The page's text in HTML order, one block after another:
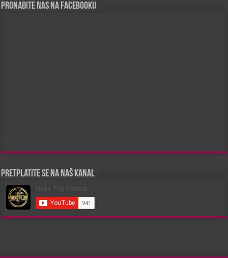
Pronađite nas na Facebooku
Pretplatite se na naš kanal